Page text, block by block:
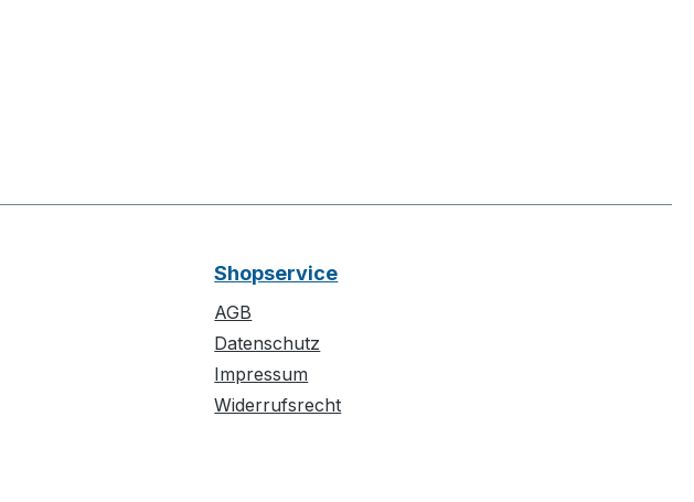
Shopservice
AGB
Datenschutz
Impressum
Widerrufsrecht